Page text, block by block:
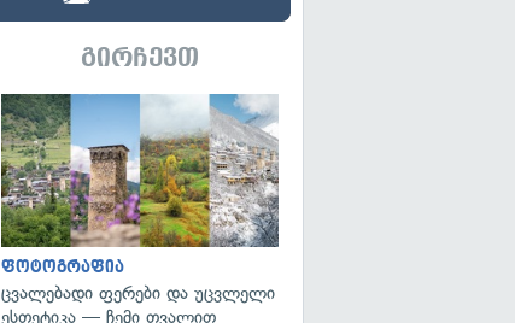
გირჩევთ
ფოტოგრაფია
ცვალებადი ფერები და უცვლელი
ესთეტიკა — ჩემი თვალით